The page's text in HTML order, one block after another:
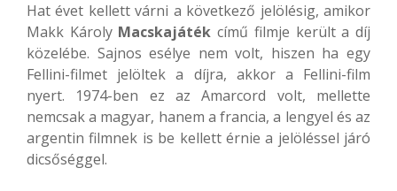
Hat évet kellett várni a következő jelölésig, amikor
Makk Károly Macskajáték című filmje került a díj
közelébe. Sajnos esélye nem volt, hiszen ha egy
Fellini-filmet jelöltek a díjra, akkor a Fellini-film
nyert. 1974-ben ez az Amarcord volt, mellette
nemcsak a magyar, hanem a francia, a lengyel és az
argentin filmnek is be kellett érnie a jelöléssel járó
dicsőséggel.